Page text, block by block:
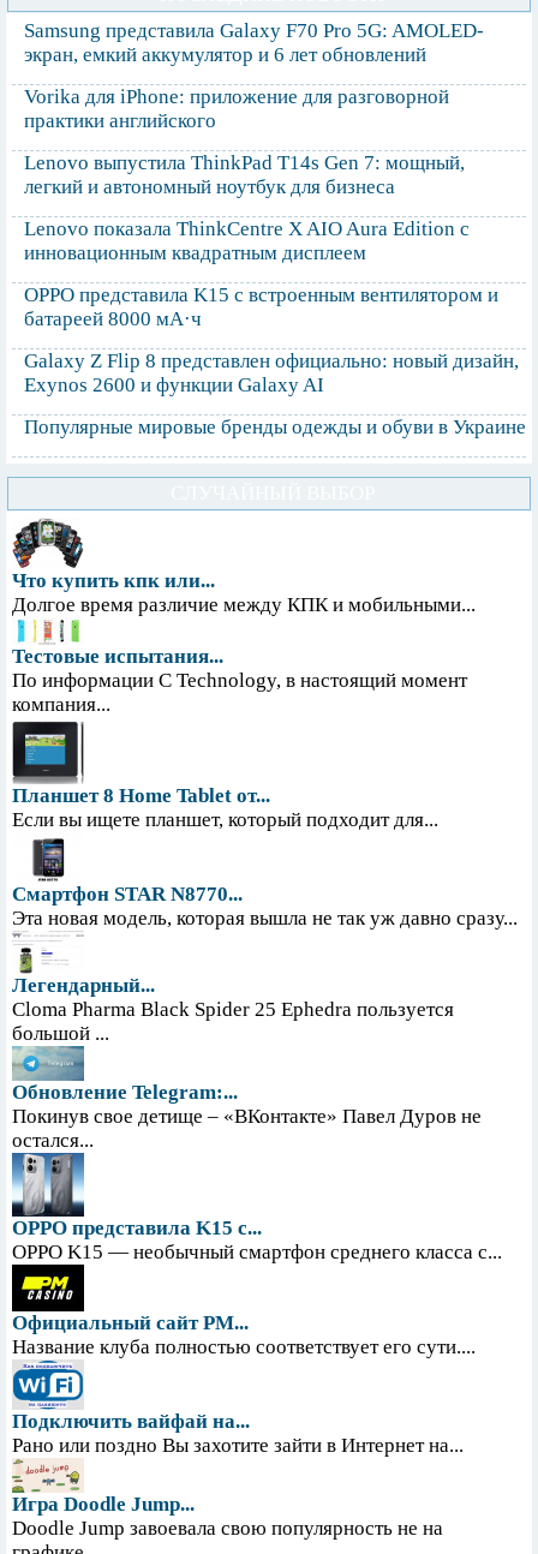
Samsung представила Galaxy F70 Pro 5G: AMOLED-
экран, емкий аккумулятор и 6 лет обновлений
Vorika для iPhone: приложение для разговорной
практики английского
Lenovo выпустила ThinkPad T14s Gen 7: мощный,
легкий и автономный ноутбук для бизнеса
Lenovo показала ThinkCentre X AIO Aura Edition с
инновационным квадратным дисплеем
OPPO представила K15 с встроенным вентилятором и
батареей 8000 мА·ч
Galaxy Z Flip 8 представлен официально: новый дизайн,
Exynos 2600 и функции Galaxy AI
Популярные мировые бренды одежды и обуви в Украине
Что купить кпк или...
Долгое время различие между КПК и мобильными...
Тестовые испытания...
По информации С Technology, в настоящий момент
компания...
Планшет 8 Home Tablet от...
Если вы ищете планшет, который подходит для...
Смартфон STAR N8770...
Эта новая модель, которая вышла не так уж давно сразу...
Легендарный...
Cloma Pharma Black Spider 25 Ephedra пользуется
большой ...
Обновление Telegram:...
Покинув свое детище – «ВКонтакте» Павел Дуров не
остался...
OPPO представила K15 с...
OPPO K15 — необычный смартфон среднего класса с...
Официальный сайт PM...
Название клуба полностью соответствует его сути....
Подключить вайфай на...
Рано или поздно Вы захотите зайти в Интернет на...
Игра Doodle Jump...
Doodle Jump завоевала свою популярность не на